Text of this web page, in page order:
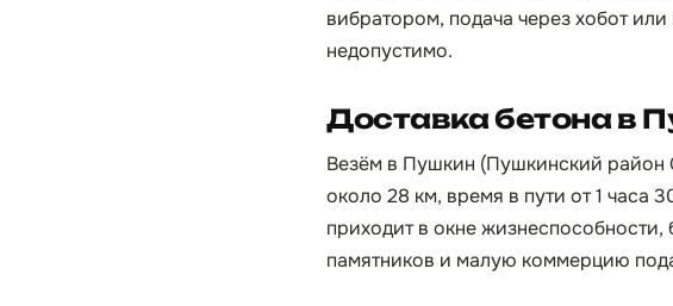
вибратором, подача через хобот
недопустимо.
Доставка бетона в
Везём в Пушкин (Пушкинский район
около 28 км, время в пути от 1 часа
приходит в окне
памятников и малую коммерцию